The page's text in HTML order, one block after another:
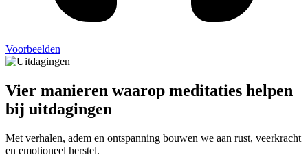
Voorbeelden
Vier manieren waarop meditaties helpen
bij uitdagingen
Met verhalen, adem en ontspanning bouwen we aan rust, veerkracht
en emotioneel herstel.